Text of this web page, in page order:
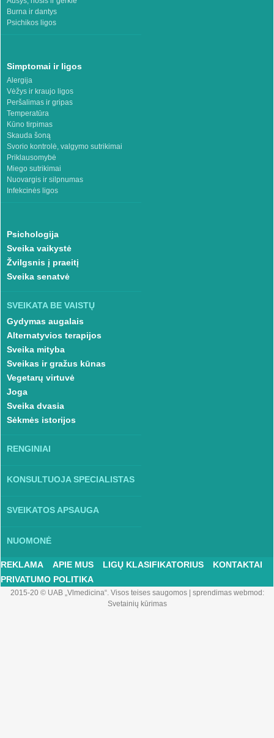
Burna ir dantys
Psichikos ligos
Simptomai ir ligos
Alergija
Vėžys ir kraujo ligos
Peršalimas ir gripas
Temperatūra
Kūno tirpimas
Skauda šoną
Svorio kontrolė, valgymo sutrikimai
Priklausomybė
Miego sutrikimai
Nuovargis ir silpnumas
Infekcinės ligos
Psichologija
Sveika vaikystė
Žvilgsnis į praeitį
Sveika senatvė
SVEIKATA BE VAISTŲ
Gydymas augalais
Alternatyvios terapijos
Sveika mityba
Sveikas ir gražus kūnas
Vegetarų virtuvė
Joga
Sveika dvasia
Sėkmės istorijos
RENGINIAI
KONSULTUOJA SPECIALISTAS
SVEIKATOS APSAUGA
NUOMONĖ
REKLAMA APIE MUS LIGŲ KLASIFIKATORIUS
KONTAKTAI
PRIVATUMO POLITIKA
2015-20 © UAB „Vlmedicina“. Visos teises saugomos| sprendimas webmod:
Svetainių kūrimas